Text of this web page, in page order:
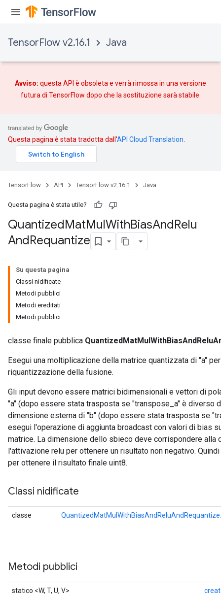
TensorFlow v2.16.1 Java
Avviso: questa API è obsoleta e verrà rimossa in una versione
futura di TensorFlow dopo che la sostituzione sarà stabile.
Questa pagina è stata tradotta dall'API Cloud Translation
TensorFlow API TensorFlow v2.16.1 Java
Questa pagina è stata utile?
QuantizedMatMulWithBiasAndRelu
AndRequantize
Su questa pagina
Classi nidificate
Metodi pubblici
Metodi ereditati
Metodi pubblici
classe finale pubblica
Esegui una moltiplicazione della matrice quantizzata di "a"
riquantizzazione della fusione.
Gli input devono essere matrici bidimensionali e vettori di
"a" (dopo essere stata trasposta se "transpose_a" è diverso
dimensione esterna di "b" (dopo essere stata trasposta se
esegui l'operazione di aggiunta broadcast con valori di bias
matrice. La dimensione dello sbieco deve corrispondere alla
l'attivazione relu per ottenere un risultato non negativo.
per ottenere il risultato finale uint8.
Classi nidificate
classe
Metodi pubblici
statico <W, T, U, V>